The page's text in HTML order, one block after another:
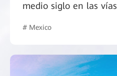
medio siglo en las vías
# Mexico